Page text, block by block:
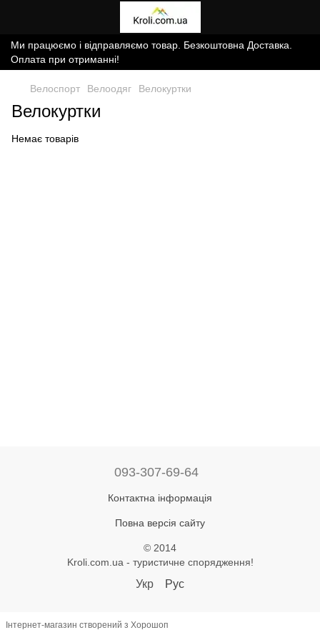
Ми працюємо і відправляємо товар. Безкоштовна Доставка.
Оплата при отриманні!
Велоспорт Велоодяг Велокуртки
Велокуртки
Немає товарів
093-307-69-64
Контактна інформація
Повна версія сайту
© 2014
Kroli.com.ua - туристичне спорядження!
Укр Рус
Інтернет-магазин створений з Хорошоп